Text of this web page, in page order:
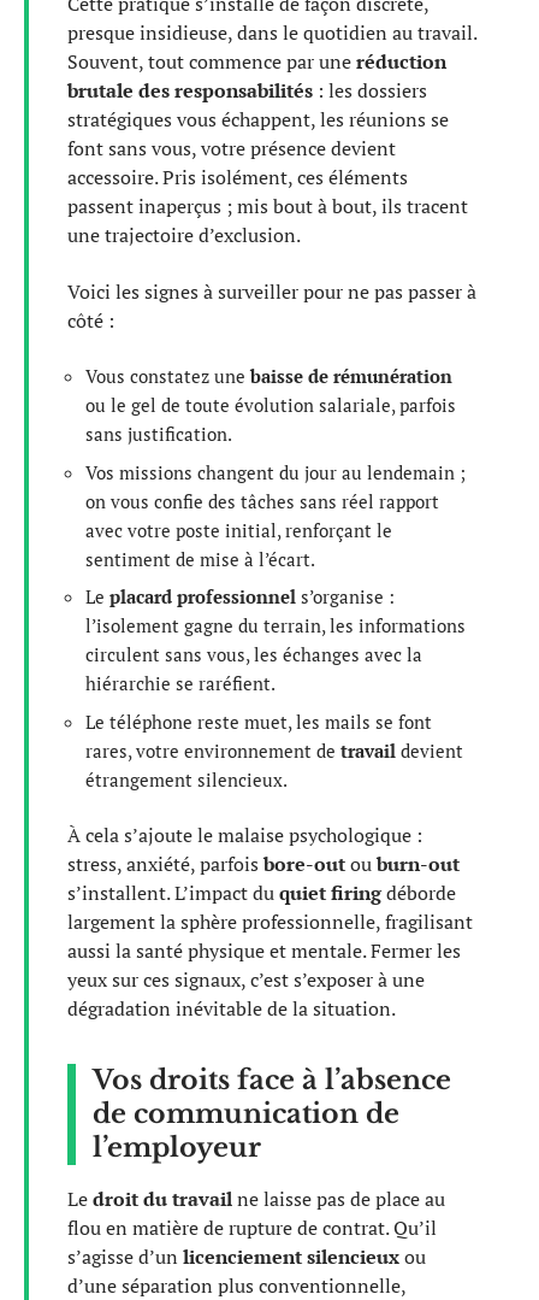
presque insidieuse, dans le quotidien au travail.
Souvent, tout commence par uneréduction
brutale des responsabilités : les dossiers
stratégiques vous échappent, les réunions se
font sans vous, votre présence devient
accessoire. Pris isolément, ces éléments
passent inaperçus ; mis bout à bout, ils tracent
une trajectoire d’exclusion.
Voici les signes à surveiller pour ne pas passer à
côté :
Vous constatez unebaisse de rémunération
ou le gel de toute évolution salariale, parfois
sans justification.
Vos missions changent du jour au lendemain ;
on vous confie des tâches sans réel rapport
avec votre poste initial, renforçant le
sentiment de mise à l’écart.
Le placard professionnel s’organise :
l’isolement gagne du terrain, les informations
circulent sans vous, les échanges avec la
hiérarchie se raréfient.
Le téléphone reste muet, les mails se font
rares, votre environnement de travail devient
étrangement silencieux.
À cela s’ajoute le malaise psychologique :
stress, anxiété, parfoisbore-outouburn-out
s’installent. L’impact duquiet firingdéborde
largement la sphère professionnelle, fragilisant
aussi la santé physique et mentale. Fermer les
yeux sur ces signaux, c’est s’exposer à une
dégradation inévitable de la situation.
Vos droits face à l’absence
de communication de
l’employeur
Ledroit du travailne laisse pas de place au
flou en matière de rupture de contrat. Qu’il
s’agisse d’un licenciement silencieuxou
d’une séparation plus conventionnelle,